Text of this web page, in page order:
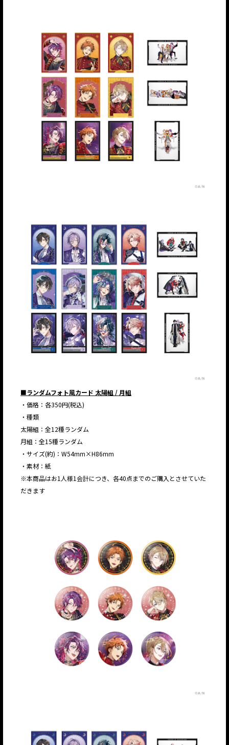
■ランダムフォト風カード 太陽組 / 月組
・価格：各350円(税込)
・種類
太陽組：全12種ランダム
月組：全15種ランダム
・サイズ(約)：W54mm×H86mm
・素材：紙
※本商品はお1人様1会計につき、各40点までのご購入とさせていた
だきます